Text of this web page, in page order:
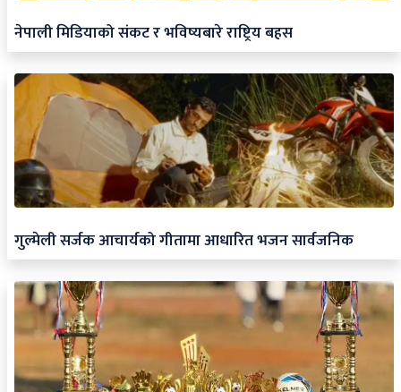
नेपाली मिडियाको संकट र भविष्यबारे राष्ट्रिय बहस
गुल्मेली सर्जक आचार्यको गीतामा आधारित भजन सार्वजनिक